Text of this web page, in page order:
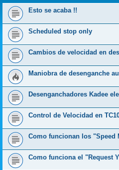
Esto se acaba !!
Scheduled stop only
Cambios de velocidad en
Maniobra de desenganche
Desenganchadores Kadee
Control de Velocidad en
Como funcionan los "Speed
Como funciona el "Request